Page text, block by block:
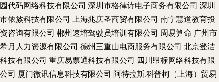
园代码网络科技有限公司 深圳市格律诗电子商务有限公司 深圳
市依族科技有限公司
上海兆庆圣商贸有限公司 南宁慧道教育投
资咨询有限公司 郴州速培驾驶员培训有限公司 周易算命 广州市
希月人力资源有限公司 德州三重山电商服务有限公司 北京登洁
科技有限公司 重庆易票通科技有限公司 四川昂标网络科技有限
公司 厦门微讯信息科技有限公司 阿特拉斯.科普柯（上海）贸易